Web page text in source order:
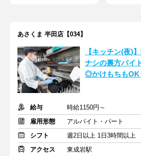
あさくま 半田店【034】
【キッチン(夜)
ナシの裏方バイ
◎かけもちもOK
給与
時給1150円～
雇用形態
アルバイト・パート
シフト
週2日以上 1日3時間以上
アクセス
東成岩駅